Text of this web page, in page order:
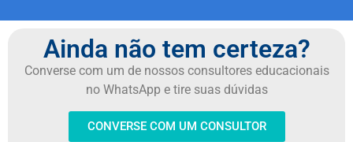
Ainda não tem certeza?
Converse com um de nossos consultores educacionais
no WhatsApp e tire suas dúvidas
CONVERSE COM UM CONSULTOR